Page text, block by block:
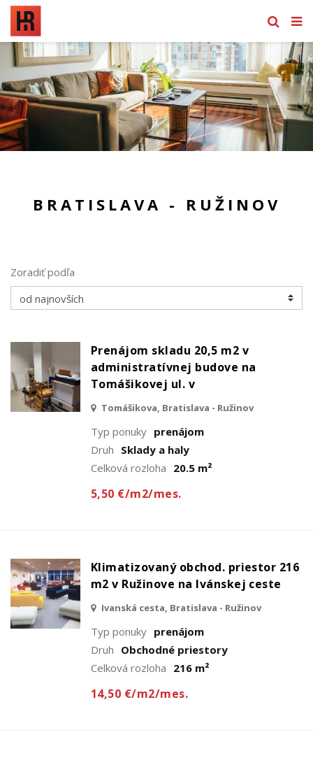
BRATISLAVA - RUŽINOV
Zoradiť podľa
Prenájom skladu 20,5 m2 v
administratívnej budove na
Tomášikovej ul. v
Tomášikova, Bratislava - Ružinov
Typ ponuky prenájom
Druh Sklady a haly
Celková rozloha 20.5 m²
5,50 €/m2/mes.
Klimatizovaný obchod. priestor 216
m2 v Ružinove na Ivánskej ceste
Ivanská cesta, Bratislava - Ružinov
Typ ponuky prenájom
Druh Obchodné priestory
Celková rozloha 216 m²
14,50 €/m2/mes.